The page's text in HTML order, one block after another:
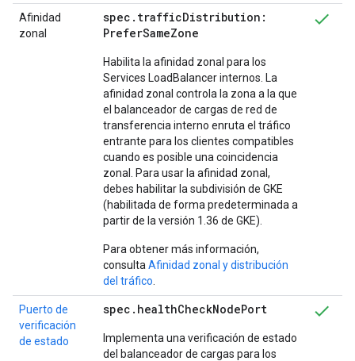
Afinidad
zonal
spec . trafficDistribution:
PreferSameZone
Habilita la afinidad zonal para los
Services LoadBalancer internos. La
afinidad zonal controla la zona a la que
el balanceador de cargas de red de
transferencia interno enruta el tráfico
entrante para los clientes compatibles
cuando es posible una coincidencia
zonal. Para usar la afinidad zonal,
debes habilitar la subdivisión de GKE
(habilitada de forma predeterminada a
partir de la versión 1.36 de GKE).
Para obtener más información,
consulta Afinidad zonal y distribución
del tráfico
Puerto de
verificación
de estado
spec . healthCheckNodePort
Implementa una verificación de estado
del balanceador de cargas para los